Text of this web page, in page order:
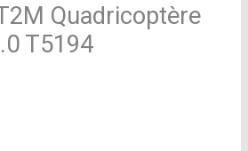
Quadricoptère
T5194